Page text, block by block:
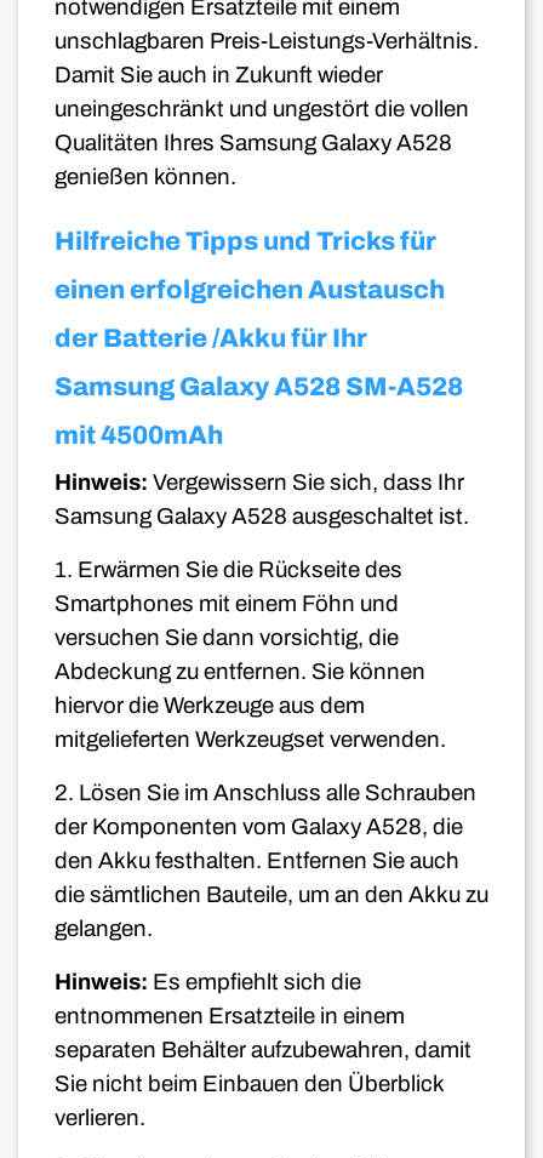
notwendigen Ersatzteile mit einem
unschlagbaren Preis-Leistungs-Verhältnis.
Damit Sie auch in Zukunft wieder
uneingeschränkt und ungestört die vollen
Qualitäten Ihres Samsung Galaxy A528
genießen können.
Hilfreiche Tipps und Tricks für
einen erfolgreichen Austausch
der Batterie /Akku für Ihr
Samsung Galaxy A528 SM-A528
mit 4500mAh
Hinweis: Vergewissern Sie sich, dass Ihr
Samsung Galaxy A528 ausgeschaltet ist.
1. Erwärmen Sie die Rückseite des
Smartphones mit einem Föhn und
versuchen Sie dann vorsichtig, die
Abdeckung zu entfernen. Sie können
hiervor die Werkzeuge aus dem
mitgelieferten Werkzeugset verwenden.
2. Lösen Sie im Anschluss alle Schrauben
der Komponenten vom Galaxy A528, die
den Akku festhalten. Entfernen Sie auch
die sämtlichen Bauteile, um an den Akku zu
gelangen.
Hinweis: Es empfiehlt sich die
entnommenen Ersatzteile in einem
separaten Behälter aufzubewahren, damit
Sie nicht beim Einbauen den Überblick
verlieren.